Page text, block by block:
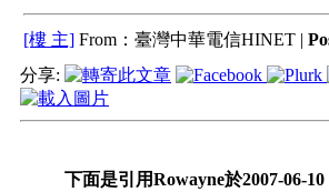
[樓 主] From：臺灣中華電信HINET |
分享:
下面是引用Rowayne於2007-06-